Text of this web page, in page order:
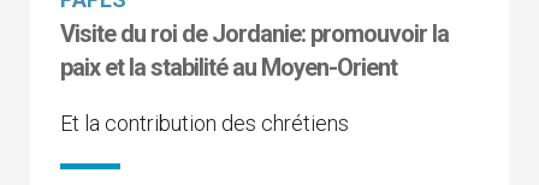
Visite du roi de Jordanie: promouvoir la
paix et la stabilité au Moyen-Orient
Et la contribution des chrétiens